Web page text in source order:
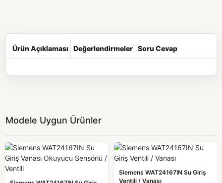
Ürün Açıklaması Değerlendirmeler Soru Cevap
Modele Uygun Ürünler
Siemens WAT24167IN Su Giriş
Ventili / Vanası